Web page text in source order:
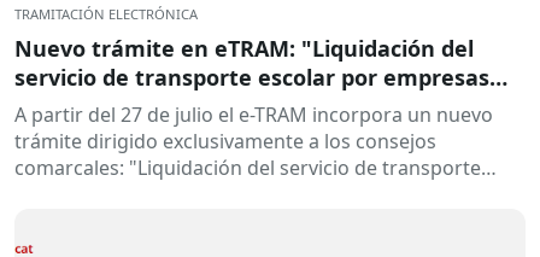
TRAMITACIÓN ELECTRÓNICA
Nuevo trámite en eTRAM: "Liquidación del
servicio de transporte escolar por empresas
concesionarias"
A partir del 27 de julio el e-TRAM incorpora un nuevo
trámite dirigido exclusivamente a los consejos
comarcales: "Liquidación del servicio de transporte